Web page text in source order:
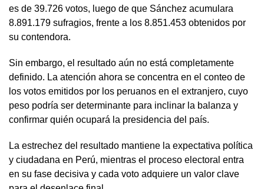
es de 39.726 votos, luego de que Sánchez acumulara
8.891.179 sufragios, frente a los 8.851.453 obtenidos por
su contendora.
Sin embargo, el resultado aún no está completamente
definido. La atención ahora se concentra en el conteo de
los votos emitidos por los peruanos en el extranjero, cuyo
peso podría ser determinante para inclinar la balanza y
confirmar quién ocupará la presidencia del país.
La estrechez del resultado mantiene la expectativa política
y ciudadana en Perú, mientras el proceso electoral entra
en su fase decisiva y cada voto adquiere un valor clave